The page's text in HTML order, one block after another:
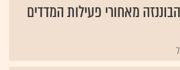
של פי 10: הבוננזה מאחורי פעילות המדדים